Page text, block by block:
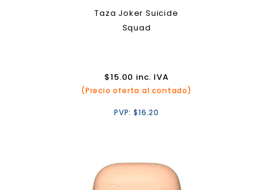
Taza Joker Suicide
Squad
$15.00 inc. IVA
(Precio oferta al contado)
PVP:$16.20